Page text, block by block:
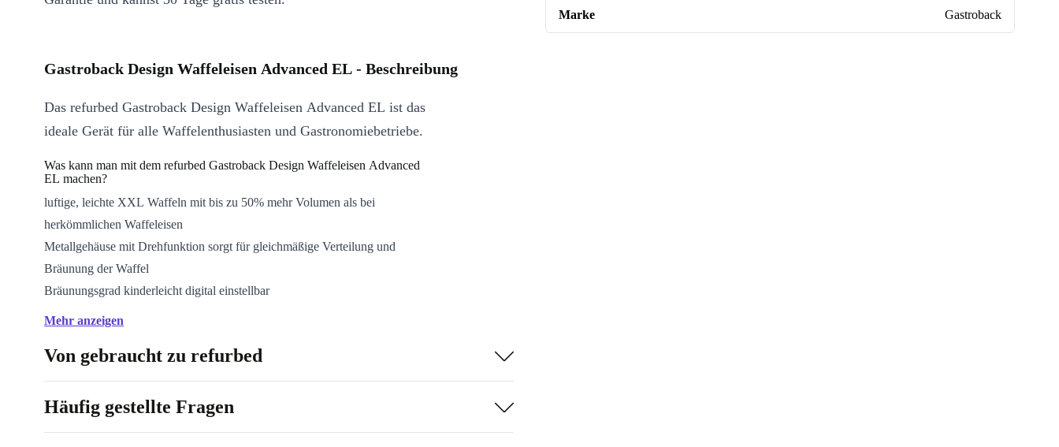
Marke Gastroback
Gastroback Design Waffeleisen Advanced EL - Beschreibung
Das refurbed Gastroback Design Waffeleisen Advanced EL ist das
ideale Gerät für alle Waffelenthusiasten und Gastronomiebetriebe.
Was kann man mit dem refurbed Gastroback Design Waffeleisen Advanced
EL machen?
luftige, leichte XXL Waffeln mit bis zu 50% mehr Volumen als bei
herkömmlichen Waffeleisen
Metallgehäuse mit Drehfunktion sorgt für gleichmäßige Verteilung und
Bräunung der Waffel
Bräunungsgrad kinderleicht digital einstellbar
Mehr anzeigen
Von gebraucht zu refurbed
Häufig gestellte Fragen